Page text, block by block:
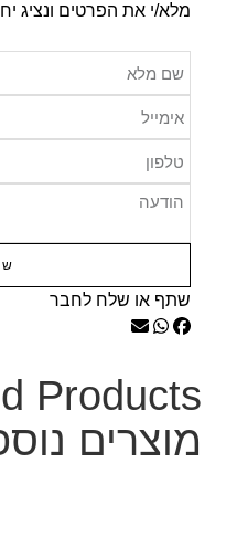
מלא/י את הפרטים ונציג
שתף או שלח לחבר
Products
מוצרים